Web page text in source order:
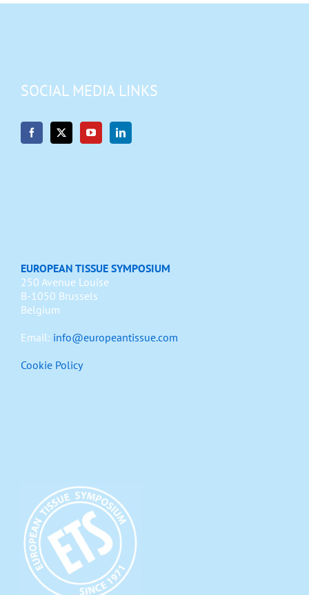
SOCIAL MEDIA LINKS
EUROPEAN TISSUE SYMPOSIUM
250 Avenue Louise
B-1050 Brussels
Belgium
Email: info@europeantissue.com
Cookie Policy